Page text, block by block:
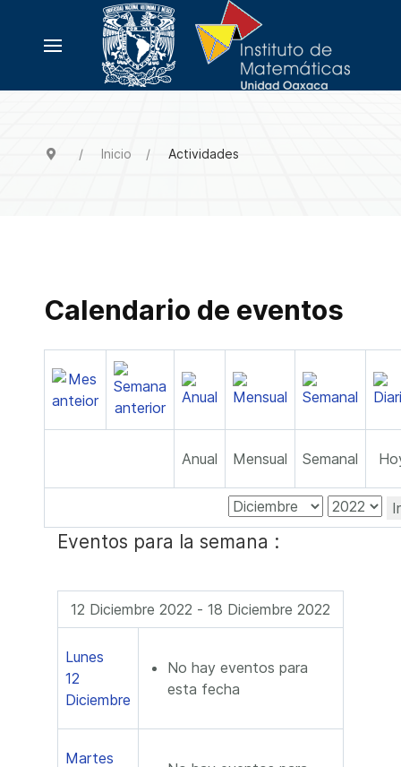
Inicio Actividades
Calendario de eventos
Anual Mensual Semanal
Eventos para la semana :
12 Diciembre 2022 - 18 Diciembre 2022
Lunes
12
Diciembre
No hay eventos para
esta fecha
Martes